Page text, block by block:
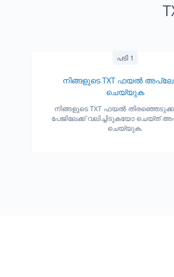
പടി 1
നിങ്ങളുടെ TXT ഫയൽ
ചെയ്യുക
നിങ്ങളുടെ TXT ഫയൽ
പേജിലേക്ക് വലിച്ചിടുകയോ ചെയ്ത്
ചെയ്യുക.